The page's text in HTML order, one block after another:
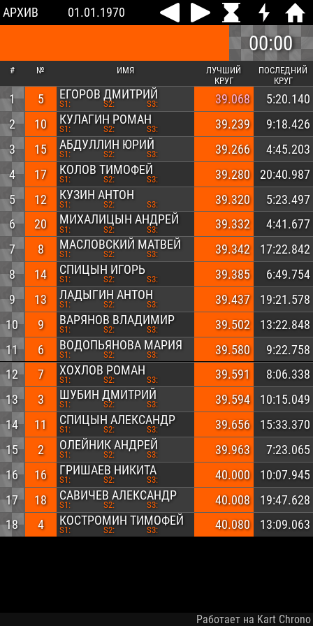
АРХИВ 01.01.1970
00:00
# № ИМЯ
ЛУЧШИЙ
КРУГ
ПОСЛЕДНИЙ
КРУГ
1 5 ЕГОРОВ ДМИТРИЙ
S1: S2: S3: 39.068
5:20.140
2
10 КУЛАГИН РОМАН
S1: S2: S3: 39.239
9:18.426
3
15 АБДУЛЛИН ЮРИЙ
S1: S2: S3: 39.266
4:45.203
4
17 КОЛОВ ТИМОФЕЙ
S1: S2: S3: 39.280
20:40.987
5
12 КУЗИН АНТОН
S1: S2: S3: 39.320
5:23.497
6
20 МИХАЛИЦЫН АНДРЕЙ
S1: S2: S3: 39.332
4:41.677
7
8 МАСЛОВСКИЙ МАТВЕЙ
S1: S2: S3: 39.342
17:22.842
8
14 СПИЦЫН ИГОРЬ
S1: S2: S3: 39.385
6:49.754
9
13 ЛАДЫГИН АНТОН
S1: S2: S3: 39.437
19:21.578
10
9 ВАРЯНОВ ВЛАДИМИР
S1: S2: S3: 39.502
13:22.848
11
6 ВОДОПЬЯНОВА МАРИЯ
S1: S2: S3: 39.580
9:22.758
12
7 ХОХЛОВ РОМАН
S1: S2: S3: 39.591
8:06.338
13
3 ШУБИН ДМИТРИЙ
S1: S2: S3: 39.594
10:15.049
14
11 СПИЦЫН АЛЕКСАНДР
S1: S2: S3: 39.656
15:33.370
15
2 ОЛЕЙНИК АНДРЕЙ
S1: S2: S3: 39.963
7:23.065
16
16 ГРИШАЕВ НИКИТА
S1: S2: S3: 40.000
10:07.945
17
18 САВИЧЕВ АЛЕКСАНДР
S1: S2: S3: 40.008
19:47.628
18
4 КОСТРОМИН ТИМОФЕЙ
S1: S2: S3: 40.080 13:09.063
Работает на Kart Chrono